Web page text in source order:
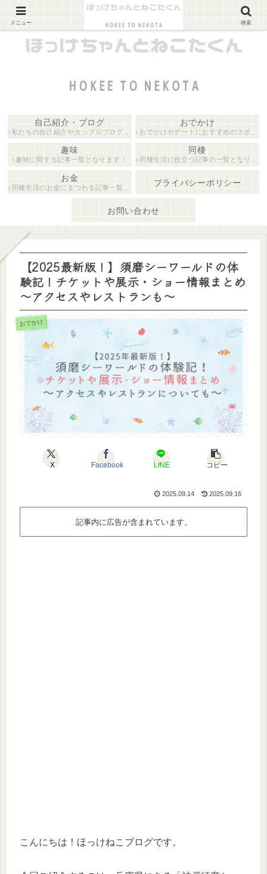
カップルブログ
自己紹介・ブログ
私たちの自己紹介やカップルブログに関する記事の一覧となります！
おでかけ
おでかけやデートにおすすめのスポットを紹介している記事一覧となります！
趣味
趣味に関する記事一覧となります！
同棲
同棲生活に役立つ記事の一覧となります！
お金
同棲生活のお金にまつわる記事一覧となります！ プライバシーポリシー
お問い合わせ
【2025最新版！】須磨シーワールドの体
験記！チケットや展示・ショー情報まとめ
～アクセスやレストランも～
おでかけ
X Facebook LINE コピー
2025.09.14 2025.09.16
記事内に広告が含まれています。
こんにちは！ほっけねこブログです。
メニュー 検索